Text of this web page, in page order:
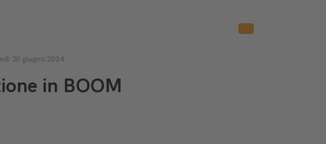
20 giugno 2024
in BOOM